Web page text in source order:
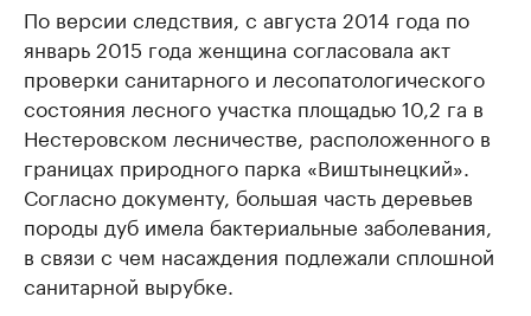
По версии следствия, с августа 2014 года по
январь 2015 года женщина согласовала акт
проверки санитарного и лесопатологического
состояния лесного участка площадью 10,2 га в
Нестеровском лесничестве, расположенного в
границах природного парка «Виштынецкий».
Согласно документу, большая часть деревьев
породы дуб имела бактериальные заболевания,
в связи с чем насаждения подлежали сплошной
санитарной вырубке.